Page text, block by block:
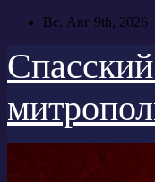
Перейти
содержимому
Вс. Авг 9th, 2026